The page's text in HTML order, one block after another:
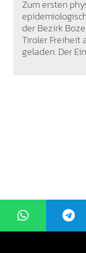
Zum ersten
der Bezirk
Tiroler Freiheit
geladen. Der